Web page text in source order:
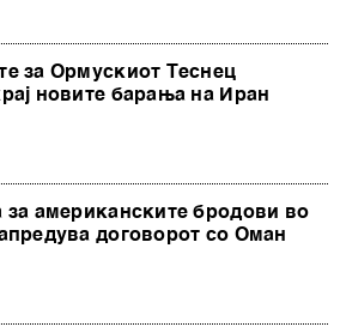
за Ормускиот Теснец
новите барања на Иран
за американските бродови во
договорот со Оман